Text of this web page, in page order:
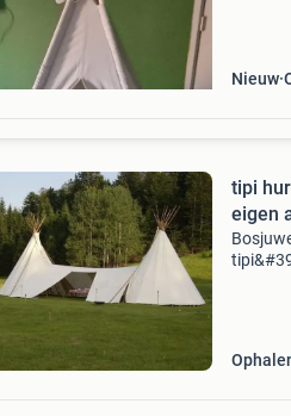
Nieuw
tipi
eigen